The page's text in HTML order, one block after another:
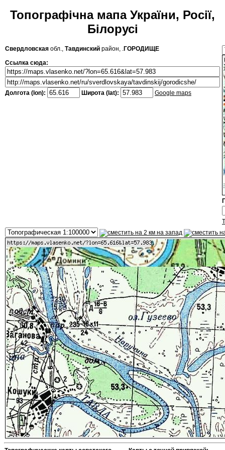
Топографічна мапа України, Росії,
Білорусі
Свердловская обл., Тавдинский район, .ГОРОДИЩЕ
Ссылка сюда:
Долгота (lon): Широта (lat): Google maps